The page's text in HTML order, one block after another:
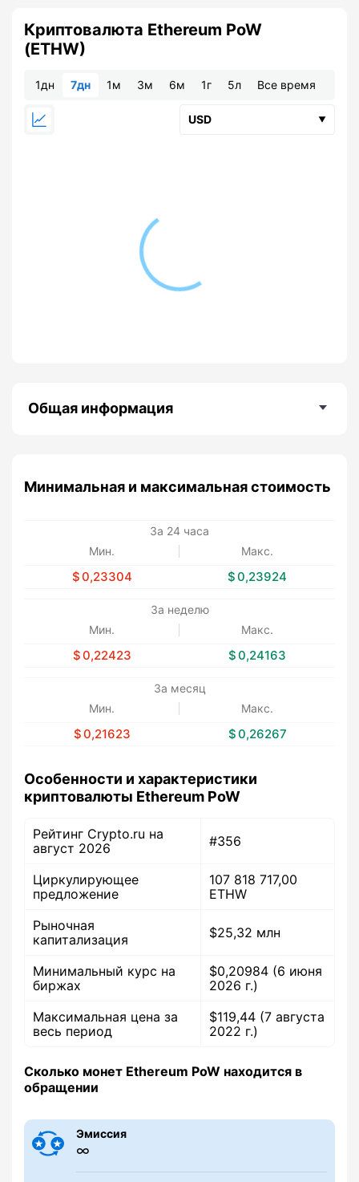
Криптовалюта Ethereum PoW
(ETHW)
1дн 7дн 1м 3м 6м 1г 5л Все время
Общая информация
Минимальная и максимальная стоимость
За 24 часа
Мин.
0,23304
Макс.
0,23924
За неделю
Мин.
0,22423
Макс.
0,24163
За месяц
Мин.
0,21623
Макс.
0,26267
Особенности и характеристики
криптовалюты Ethereum PoW
Рейтинг Crypto.ru на
август 2026
#356
Циркулирующее
предложение
107 818 717,00
ETHW
Рыночная
капитализация
$25,32 млн
Минимальный курс на
биржах
$0,20984 (6 июня
2026 г.)
Максимальная цена за
весь период
$119,44 (7 августа
2022 г.)
Сколько монет Ethereum PoW находится в
обращении
Эмиссия
∞